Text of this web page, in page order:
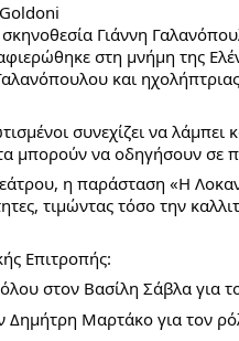
Γιάννη
στη μνήμη της
και
συνεχίζει να λάμπει
μπορούν να οδηγήσουν σε
η παράσταση «Η
τιμώντας τόσο την
Επιτροπής:
στον Βασίλη Σάβλα για
Δημήτρη Μαρτάκο για τον